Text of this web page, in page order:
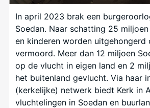
In april 2023 brak een
Soedan. Naar schatting 25
en kinderen worden uitgehongerd
vermoord. Meer dan 12 miljoen
op de vlucht in eigen land en 2
het buitenland gevlucht. Via haar
(kerkelijke) netwerk biedt Kerk in
vluchtelingen in Soedan en